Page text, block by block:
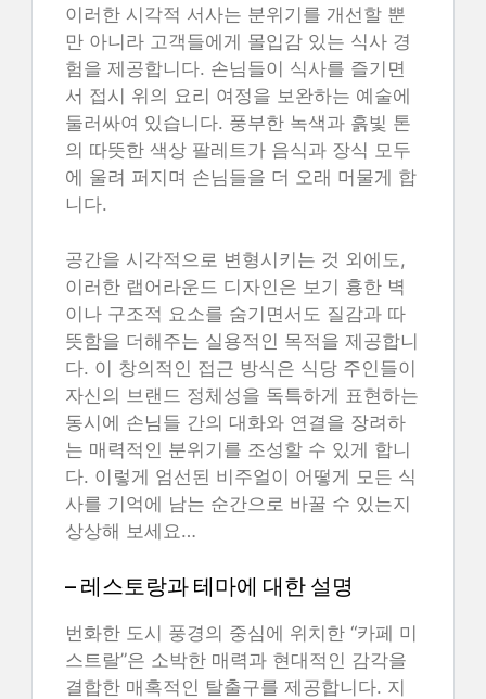
이러한 시각적 서사는 분위기를 개선할 뿐
만 아니라 고객들에게 몰입감 있는 식사 경
험을 제공합니다. 손님들이 식사를 즐기면
서 접시 위의 요리 여정을 보완하는 예술에
둘러싸여 있습니다. 풍부한 녹색과 흙빛 톤
의 따뜻한 색상 팔레트가 음식과 장식 모두
에 울려 퍼지며 손님들을 더 오래 머물게 합
니다.
공간을 시각적으로 변형시키는 것 외에도,
이러한 랩어라운드 디자인은 보기 흉한 벽
이나 구조적 요소를 숨기면서도 질감과 따
뜻함을 더해주는 실용적인 목적을 제공합니
다. 이 창의적인 접근 방식은 식당 주인들이
자신의 브랜드 정체성을 독특하게 표현하는
동시에 손님들 간의 대화와 연결을 장려하
는 매력적인 분위기를 조성할 수 있게 합니
다. 이렇게 엄선된 비주얼이 어떻게 모든 식
사를 기억에 남는 순간으로 바꿀 수 있는지
상상해 보세요…
– 레스토랑과 테마에 대한 설명
번화한 도시 풍경의 중심에 위치한 “카페 미
스트랄”은 소박한 매력과 현대적인 감각을
결합한 매혹적인 탈출구를 제공합니다. 지